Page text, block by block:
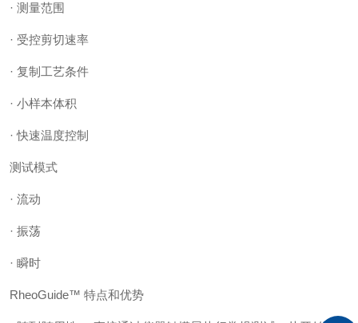
· 测量范围
· 受控剪切速率
· 复制工艺条件
· 小样本体积
· 快速温度控制
测试模式
· 流动
· 振荡
· 瞬时
RheoGuide™ 特点和优势